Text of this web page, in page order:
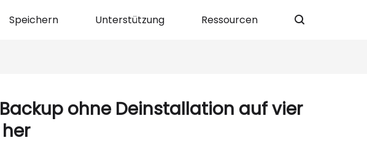
Speichern Unterstützung Ressourcen
ohne Deinstallation auf vier